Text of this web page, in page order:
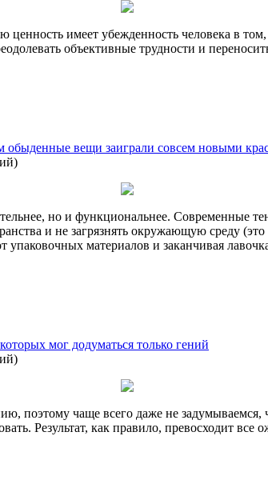
имеет убежденность человека в
объективные трудности и
обыденные вещи заиграли совсем новыми
)
но и функциональнее. Современные
и не загрязнять окружающую среду
упаковочных материалов и заканчивая
мог додуматься только гений
)
поэтому чаще всего даже не задумываемся,
Результат, как правило, превосходит